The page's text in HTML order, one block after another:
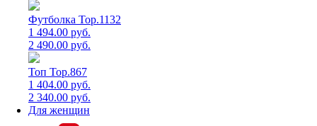
Футболка Top.1132
1 494.00 руб.
2 490.00 руб.
Топ Top.867
1 404.00 руб.
2 340.00 руб.
Для женщин